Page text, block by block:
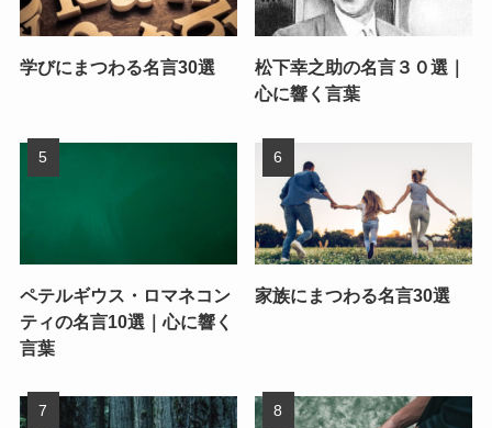
学びにまつわる名言30選
松下幸之助の名言３０選｜
心に響く言葉
ペテルギウス・ロマネコン
ティの名言10選｜心に響く
言葉
家族にまつわる名言30選